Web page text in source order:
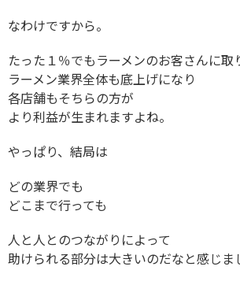
なわけですから。
たった１％でもラーメンのお客さんに取
ラーメン業界全体も底上げになり
各店舗もそちらの方が
より利益が生まれますよね。
やっぱり、結局は
どの業界でも
どこまで行っても
人と人とのつながりによって
助けられる部分は大きいのだなと感じま